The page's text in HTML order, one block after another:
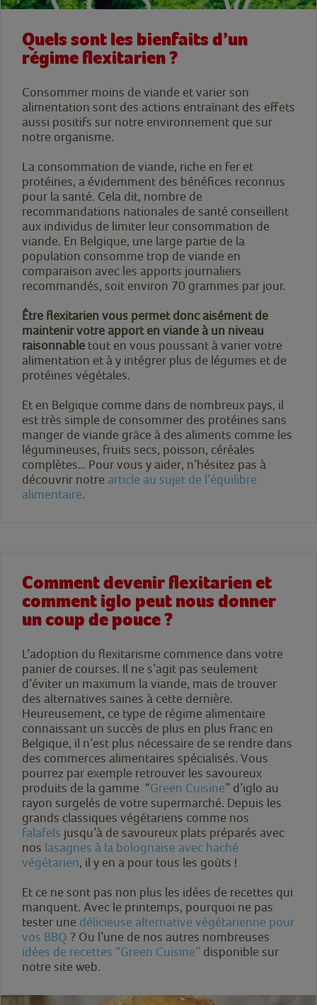
Quels sont les bienfaits d’un
régime flexitarien ?
Consommer moins de viande et varier son
alimentation sont des actions entraînant des effets
aussi positifs sur notre environnement que sur
notre organisme.
La consommation de viande, riche en fer et
protéines, a évidemment des bénéfices reconnus
pour la santé. Cela dit, nombre de
recommandations nationales de santé conseillent
aux individus de limiter leur consommation de
viande. En Belgique, une large partie de la
population consomme trop de viande en
comparaison avec les apports journaliers
recommandés, soit environ 70 grammes par jour.
Être flexitarien vous permet donc aisément de
maintenir votre apport en viande à un niveau
raisonnable tout en vous poussant à varier votre
alimentation et à y intégrer plus de légumes et de
protéines végétales.
Et en Belgique comme dans de nombreux pays, il
est très simple de consommer des protéines sans
manger de viande grâce à des aliments comme les
légumineuses, fruits secs, poisson, céréales
complètes… Pour vous y aider, n’hésitez pas à
découvrir notre article au sujet de l’équilibre
alimentaire.
Comment devenir flexitarien et
comment iglo peut nous donner
un coup de pouce ?
L’adoption du flexitarisme commence dans votre
panier de courses. Il ne s’agit pas seulement
d’éviter un maximum la viande, mais de trouver
des alternatives saines à cette dernière.
Heureusement, ce type de régime alimentaire
connaissant un succès de plus en plus franc en
Belgique, il n’est plus nécessaire de se rendre dans
des commerces alimentaires spécialisés. Vous
pourrez par exemple retrouver les savoureux
produits de la gamme “Green Cuisine” d’iglo au
rayon surgelés de votre supermarché. Depuis les
grands classiques végétariens comme nos
falafels jusqu’à de savoureux plats préparés avec
nos lasagnes à la bolognaise avec haché
végétarien, il y en a pour tous les goûts !
Et ce ne sont pas non plus les idées de recettes qui
manquent. Avec le printemps, pourquoi ne pas
tester une délicieuse alternative végétarienne pour
vos BBQ ? Ou l’une de nos autres nombreuses
idées de recettes “Green Cuisine” disponible sur
notre site web.